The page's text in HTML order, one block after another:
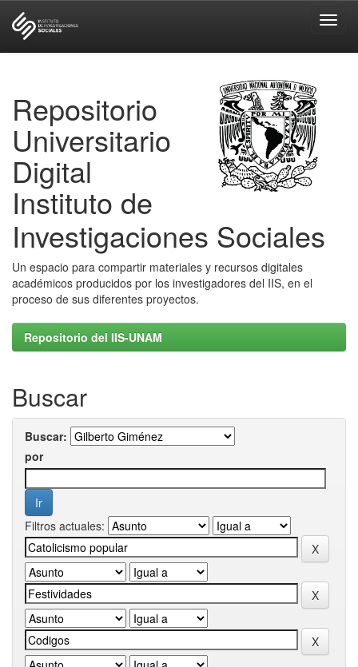
Repositorio
Universitario
Digital
Instituto de
Investigaciones Sociales
Un espacio para compartir materiales y recursos digitales
académicos producidos por los investigadores del IIS, en el
proceso de sus diferentes proyectos.
Repositorio del IIS-UNAM
Buscar
Buscar:
por
Filtros actuales: